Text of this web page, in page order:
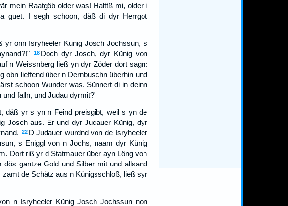
mein Raatgöb older was! Halttß mi, older i
guet. I segh schoon, däß di dyr Herrgot
yr önn Isryheeler Künig Josch Jochssun, s
18 Doch dyr Josch, dyr Künig von
n Weissnberg ließ yn dyr Zöder dort sagn:
obn lieffend über n Dernbuschn überhin und
schoon Wunder was. Sünnert di in deinn
falln, und Judau dyrmit?"
däß yr s yn n Feind preisgibt, weil s yn de
Josch aus. Er und dyr Judauer Künig, dyr
22 D Judauer wurdnd von de Isryheeler
s Eniggl von n Jochs, naam dyr Künig
Dort riß yr d Statmauer über ayn Löng von
dös gantze Gold und Silber mit und allsand
zamt de Schätz aus n Künigsschloß, ließ syr
n Isryheeler Künig Josch Jochssun non